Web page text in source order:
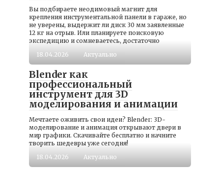
Вы подбираете неодимовый магнит для
крепления инструментальной панели в гараже, но
не уверены, выдержит ли диск 30 мм заявленные
12 кг на отрыв. Или планируете поисковую
экспедицию и сомневаетесь, достаточно
18.04.2026
Актуально
Blender как
профессиональный
инструмент для 3D
моделирования и анимации
Мечтаете оживить свои идеи? Blender: 3D-
моделирование и анимация открывают двери в
мир графики. Скачивайте бесплатно и начните
творить шедевры уже сегодня!
18.04.2026
Актуально